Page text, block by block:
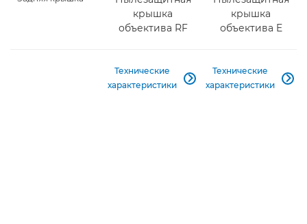
крышка
объектива RF
крышка
объектива E
Технические
характеристики

Технические
характеристики
